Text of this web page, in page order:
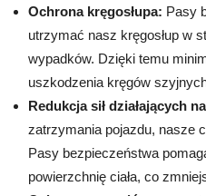
Ochrona kręgosłupa: Pasy
utrzymać nasz kręgosłup w
wypadków. Dzięki temu
uszkodzenia kręgów
Redukcja sił działających
zatrzymania pojazdu, nasze
Pasy bezpieczeństwa
powierzchnię ciała, co